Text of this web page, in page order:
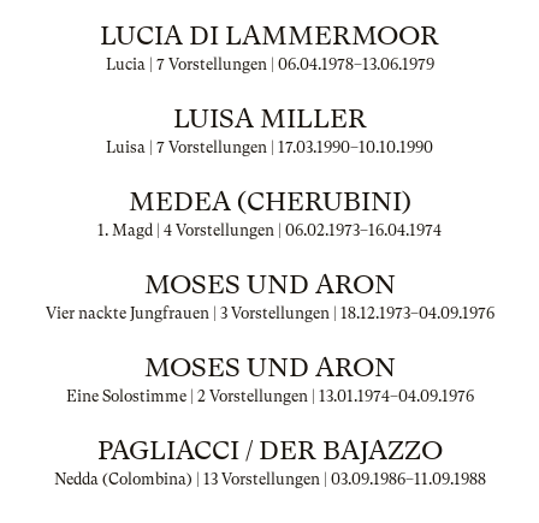
LUCIA DI LAMMERMOOR
Lucia | 7 Vorstellungen | 06.04.1978–13.06.1979
LUISA MILLER
Luisa | 7 Vorstellungen | 17.03.1990–10.10.1990
MEDEA (CHERUBINI)
1. Magd | 4 Vorstellungen | 06.02.1973–16.04.1974
MOSES UND ARON
Vier nackte Jungfrauen | 3 Vorstellungen | 18.12.1973–04.09.1976
MOSES UND ARON
Eine Solostimme | 2 Vorstellungen | 13.01.1974–04.09.1976
PAGLIACCI / DER BAJAZZO
Nedda (Colombina) | 13 Vorstellungen | 03.09.1986–11.09.1988